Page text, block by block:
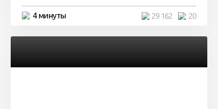
4 минуты 20
29 162